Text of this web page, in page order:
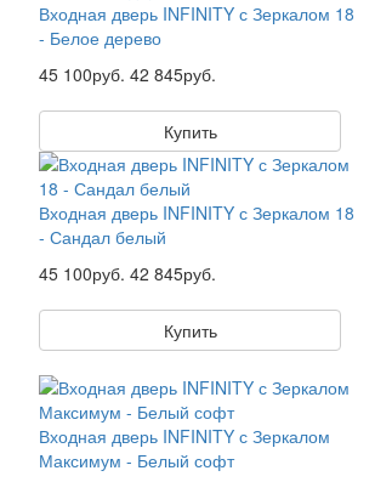
Входная дверь INFINITY с Зеркалом 18
- Белое дерево
45 100руб. 42 845руб.
Купить
Входная дверь INFINITY с Зеркалом 18
- Сандал белый
45 100руб. 42 845руб.
Купить
Входная дверь INFINITY с Зеркалом
Максимум - Белый софт